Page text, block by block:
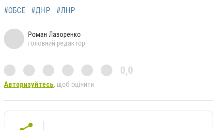
#ОБСЕ #ДНР #ЛНР
Роман Лазоренко
головний редактор
0,0
Авторизуйтесь, щоб оцінити